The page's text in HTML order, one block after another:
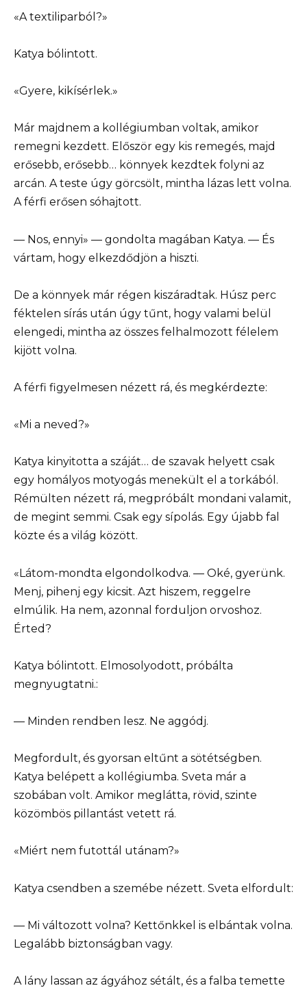
«A textiliparból?»
Katya bólintott.
«Gyere, kikísérlek.»
Már majdnem a kollégiumban voltak, amikor
remegni kezdett. Először egy kis remegés, majd
erősebb, erősebb… könnyek kezdtek folyni az
arcán. A teste úgy görcsölt, mintha lázas lett volna.
A férfi erősen sóhajtott.
— Nos, ennyi» — gondolta magában Katya. — És
vártam, hogy elkezdődjön a hiszti.
De a könnyek már régen kiszáradtak. Húsz perc
féktelen sírás után úgy tűnt, hogy valami belül
elengedi, mintha az összes felhalmozott félelem
kijött volna.
A férfi figyelmesen nézett rá, és megkérdezte:
«Mi a neved?»
Katya kinyitotta a száját… de szavak helyett csak
egy homályos motyogás menekült el a torkából.
Rémülten nézett rá, megpróbált mondani valamit,
de megint semmi. Csak egy sípolás. Egy újabb fal
közte és a világ között.
«Látom-mondta elgondolkodva. — Oké, gyerünk.
Menj, pihenj egy kicsit. Azt hiszem, reggelre
elmúlik. Ha nem, azonnal forduljon orvoshoz.
Érted?
Katya bólintott. Elmosolyodott, próbálta
megnyugtatni.:
— Minden rendben lesz. Ne aggódj.
Megfordult, és gyorsan eltűnt a sötétségben.
Katya belépett a kollégiumba. Sveta már a
szobában volt. Amikor meglátta, rövid, szinte
közömbös pillantást vetett rá.
«Miért nem futottál utánam?»
Katya csendben a szemébe nézett. Sveta elfordult:
— Mi változott volna? Kettőnkkel is elbántak volna.
Legalább biztonságban vagy.
A lány lassan az ágyához sétált, és a falba temette